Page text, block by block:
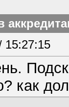
15:27:15
как